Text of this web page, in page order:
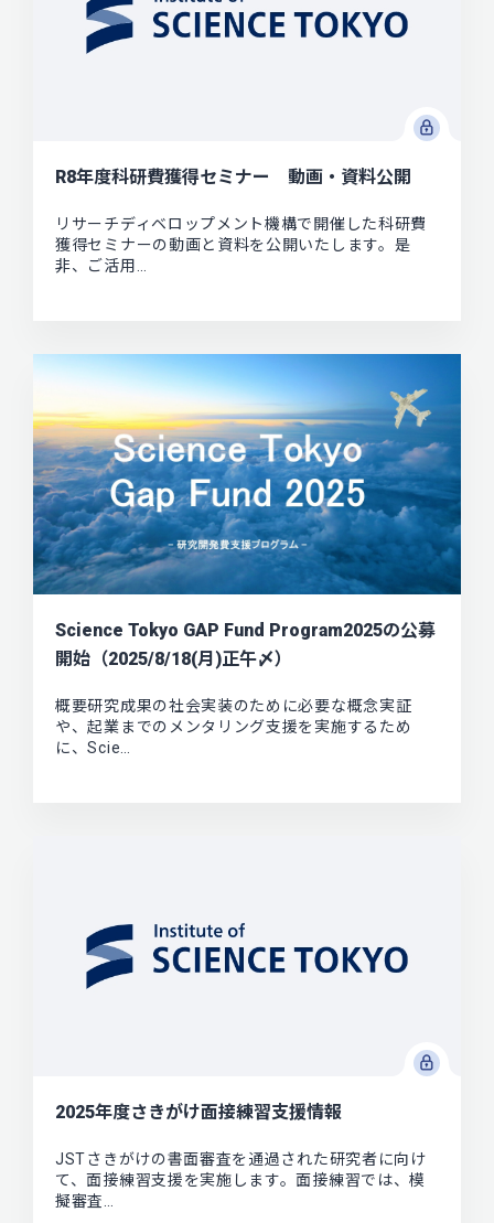
R8年度科研費獲得セミナー 動画・資料公開
リサーチディベロップメント機構で開催した科研費
獲得セミナーの動画と資料を公開いたします。是
非、ご活用…
Science Tokyo GAP Fund Program2025の公募
開始（2025/8/18(月)正午〆）
概要研究成果の社会実装のために必要な概念実証
や、起業までのメンタリング支援を実施するため
に、Scie…
2025年度さきがけ面接練習支援情報
JSTさきがけの書面審査を通過された研究者に向け
て、面接練習支援を実施します。面接練習では、模
擬審査…